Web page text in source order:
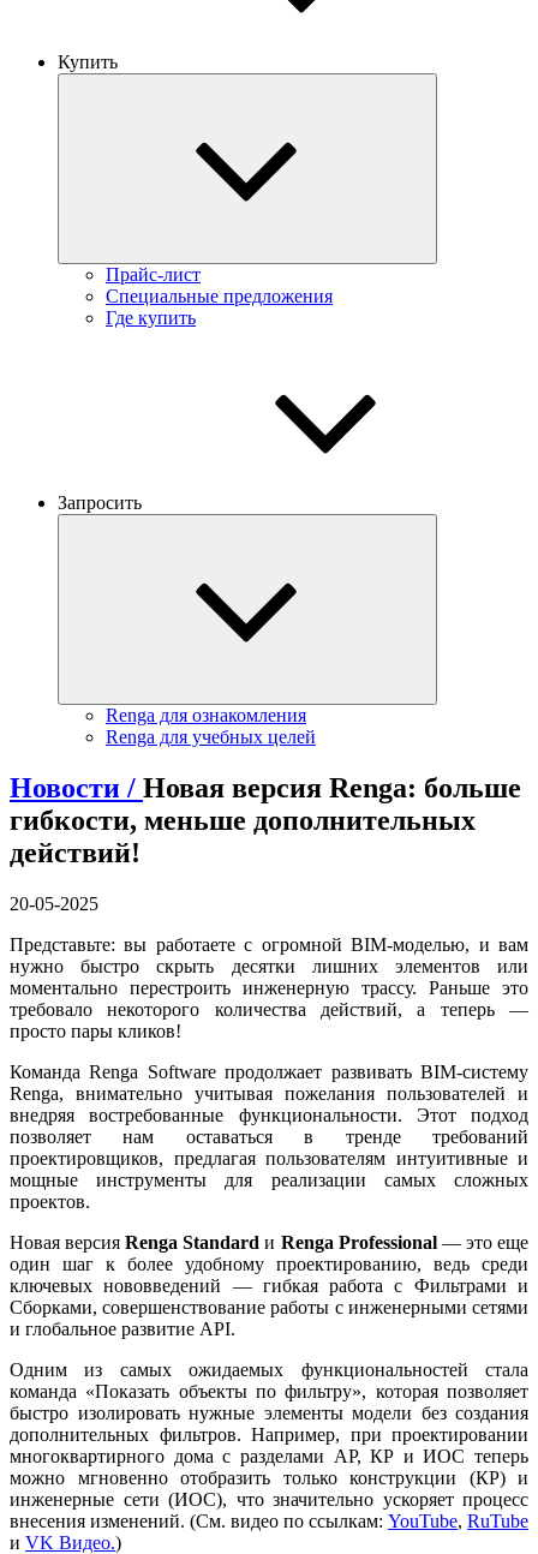
Купить
Прайс-лист
Специальные предложения
Где купить
Запросить
Renga для ознакомления
Renga для учебных целей
Новости / Новая версия Renga: больше
гибкости, меньше дополнительных
действий!
20-05-2025
Представьте: вы работаете с огромной BIM-моделью, и вам
нужно быстро скрыть десятки лишних элементов или
моментально перестроить инженерную трассу. Раньше это
требовало некоторого количества действий, а теперь —
просто пары кликов!
Команда Renga Software продолжает развивать BIM-систему
Renga, внимательно учитывая пожелания пользователей и
внедряя востребованные функциональности. Этот подход
позволяет нам оставаться в тренде требований
проектировщиков, предлагая пользователям интуитивные и
мощные инструменты для реализации самых сложных
проектов.
Новая версияRenga Standard и Renga Professional— это еще
один шаг к более удобному проектированию, ведь среди
ключевых нововведений — гибкая работа с Фильтрами и
Сборками, совершенствование работы с инженерными сетями
и глобальное развитие API.
Одним из самых ожидаемых функциональностей стала
команда «Показать объекты по фильтру», которая позволяет
быстро изолировать нужные элементы модели без создания
дополнительных фильтров. Например, при проектировании
многоквартирного дома с разделами АР, КР и ИОС теперь
можно мгновенно отобразить только конструкции (КР) и
инженерные сети (ИОС), что значительно ускоряет процесс
внесения изменений. (См. видео по ссылкам: YouTube, RuTube
и VK Видео.)